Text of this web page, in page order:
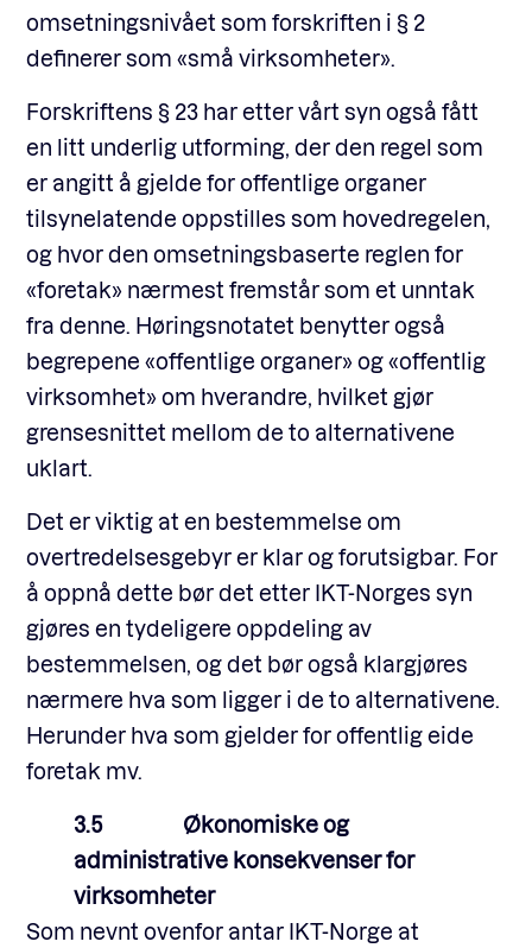
omsetningsnivået som forskriften i § 2
definerer som «små virksomheter».
Forskriftens § 23 har etter vårt syn også fått
en litt underlig utforming, der den regel som
er angitt å gjelde for offentlige organer
tilsynelatende oppstilles som hovedregelen,
og hvor den omsetningsbaserte reglen for
«foretak» nærmest fremstår som et unntak
fra denne. Høringsnotatet benytter også
begrepene «offentlige organer» og «offentlig
virksomhet» om hverandre, hvilket gjør
grensesnittet mellom de to alternativene
uklart.
Det er viktig at en bestemmelse om
overtredelsesgebyr er klar og forutsigbar. For
å oppnå dette bør det etter IKT-Norges syn
gjøres en tydeligere oppdeling av
bestemmelsen, og det bør også klargjøres
nærmere hva som ligger i de to alternativene.
Herunder hva som gjelder for offentlig eide
foretak mv.
3.5 Økonomiske og
administrative konsekvenser for
virksomheter
Som nevnt ovenfor antar IKT-Norge at